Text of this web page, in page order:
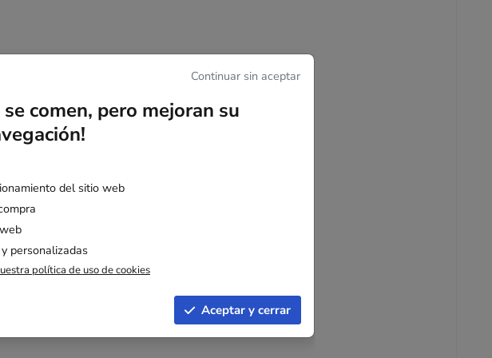
artículos de decoración y diversos accesorios.
y almacenamiento prolongado.
y variaciones de temperatura.
robusta, ofreciendo una protección fiable
optimizadas para una mejor
Continuar sin aceptar
se comen, pero mejoran su
del sitio web
personalizadas
política de uso de cookies
Aceptar y cerrar